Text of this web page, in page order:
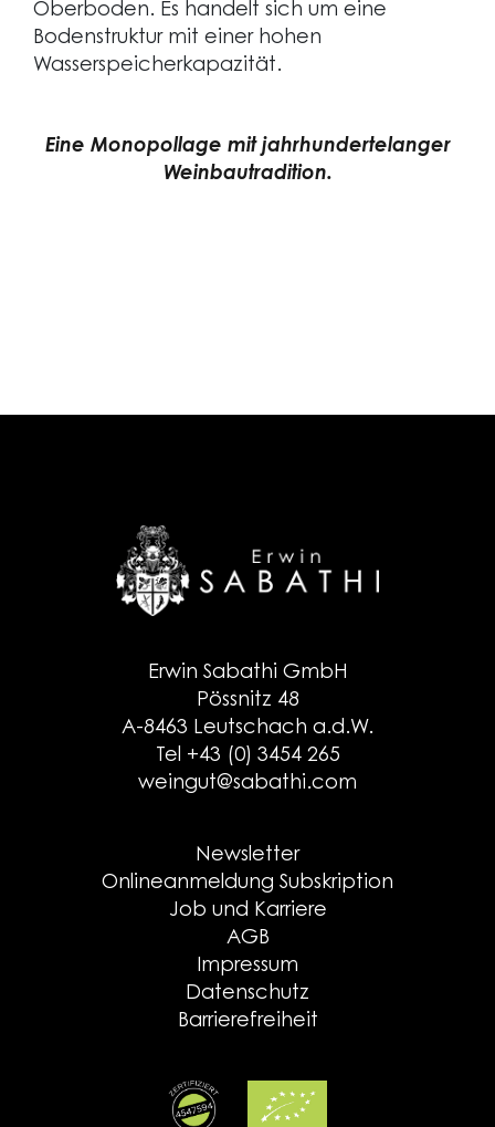
Oberboden. Es handelt sich um eine
Bodenstruktur mit einer hohen
Wasserspeicherkapazität.
Eine Monopollage mit jahrhundertelanger
Weinbautradition.
Erwin Sabathi GmbH
Pössnitz 48
A-8463 Leutschach a.d.W.
Tel +43 (0) 3454 265
weingut@sabathi.com
Newsletter
Onlineanmeldung Subskription
Job und Karriere
AGB
Impressum
Datenschutz
Barrierefreiheit